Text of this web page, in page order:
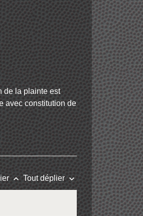
de la plainte est
avec constitution de
keyboard_arrow_up Tout déplierkeyboard_arrow_down